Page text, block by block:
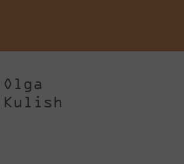
Olga
Kulish